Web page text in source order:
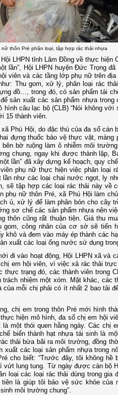
nữ thôn Pré phân loại, tập hợp rác thải nhựa
LHPN tỉnh Lâm Đồng về thực hiện
lần”, Hội LHPN huyện Đức Trọng đã
viên và các tầng lớp phụ nữ trên
Thu gom, xử lý, phân loại rác
đồ…, trong đó, có sản phẩm tái
sản xuất các sản phẩm nhựa
câu lạc bộ (CLB) “Nói không với
15 thành viên.
Phú Hội, do đặc thù của đa số cán
đựng thuốc bảo vệ thực vật, màng
bờ ruộng làm ô nhiễm môi
chung, ngay khi được thành lập,
lần” đã xây dựng kế hoạch, quy
phụ nữ thực hiện việc phân loại
như các loại chai nước ngọt, ly
sẽ tập hợp các loại rác thải này về
phụ nữ thôn Pré, xã Phú Hội làm
ủ, xử lý để làm phân bón cho cây
sơ chế các sản phẩm nhựa nên
thôn cũng rất thuận tiện. Giá thu
công nhân của cơ sở sẽ tiến
khô và đem vào máy ép thành các
xuất các loại ống nước sử dụng
đi vào hoạt động, Hội LHPN xã và
em hội viên, vì việc xả rác thải
trạng đó, các thành viên trong
nhiệm một xóm. Mặt khác, các
mỗi chị phải có ít nhất 2 bao tải
chị em trong thôn Pré mới hình
hiện mô hình, đa số chị em hội
là một thói quen hằng ngày. Các chị
biến thành hạt nhựa tái sinh là
thải bừa bãi ra môi trường, đồng
xuất các loại sản phẩm nhựa trong
cho biết: “Trước đây, tôi không hề
vứt lung tung. Từ ngày được cán bộ
loại các loại rác thải dùng trong gia
là giúp tôi bảo vệ sức khỏe của
môi trường chung”.